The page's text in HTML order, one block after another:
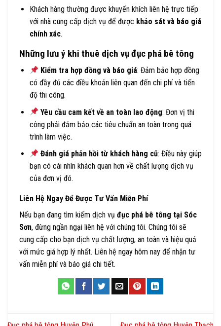
Khách hàng thường được khuyến khích liên hệ trực tiếp
với nhà cung cấp dịch vụ để được khảo sát và báo giá
chính xác.
Những lưu ý khi thuê dịch vụ đục phá bê tông
Kiểm tra hợp đồng và báo giá: Đảm bảo hợp đồng
có đầy đủ các điều khoản liên quan đến chi phí và tiến
độ thi công.
Yêu cầu cam kết về an toàn lao động: Đơn vị thi
công phải đảm bảo các tiêu chuẩn an toàn trong quá
trình làm việc.
Đánh giá phản hồi từ khách hàng cũ: Điều này giúp
bạn có cái nhìn khách quan hơn về chất lượng dịch vụ
của đơn vị đó.
Liên Hệ Ngay Để Được Tư Vấn Miễn Phí
Nếu bạn đang tìm kiếm dịch vụ đục phá bê tông tại Sóc
Sơn, đừng ngần ngại liên hệ với chúng tôi. Chúng tôi sẽ
cung cấp cho bạn dịch vụ chất lượng, an toàn và hiệu quả
với mức giá hợp lý nhất. Liên hệ ngay hôm nay để nhận tư
vấn miễn phí và báo giá chi tiết.